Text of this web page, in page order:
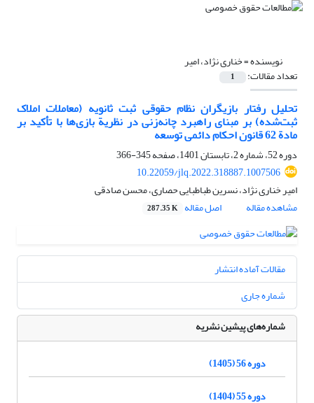
نویسنده =خناری نژاد، امیر
تعداد مقالات: 1
تحلیل رفتار بازیگران نظام حقوقی ثبت ثانویه (معاملات املاک
‏ثبت‌شده) بر مبنای راهبرد چانه‌زنی در نظریة بازی‌ها با تأکید بر
مادة ‏‏62 قانون احکام دائمی توسعه‏
دوره 52، شماره 2، تابستان 1401، صفحه
345-366
10.22059/jlq.2022.318887.1007506
امیر خناری نژاد، نسرین طباطبایی حصاری، محسن صادقی
مشاهده مقاله
اصل مقاله 287.35 K
مقالات آماده انتشار
شماره جاری
شماره‌های پیشین نشریه
دوره 56 (1405)
دوره 55 (1404)